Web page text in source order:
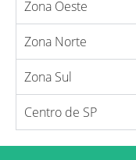
Zona Oeste
Zona Norte
Zona Sul
Centro de SP